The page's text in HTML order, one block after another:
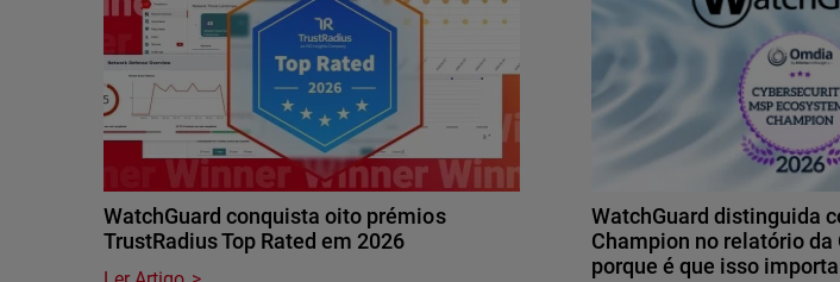
WatchGuard conquista oito prémios
TrustRadius Top Rated em 2026
WatchGuard distinguida
Champion no relatório da
porque é que isso